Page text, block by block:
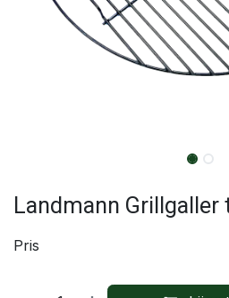
Landmann
Pris